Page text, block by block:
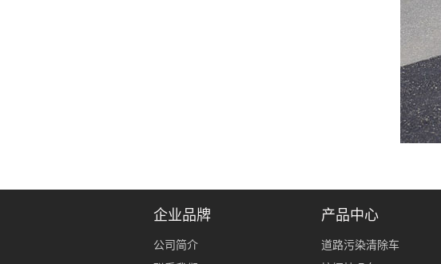
企业品牌
公司简介
产品中心
道路污染清除车